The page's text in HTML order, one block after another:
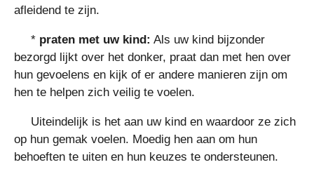
afleidend te zijn.
* praten met uw kind: Als uw kind bijzonder
bezorgd lijkt over het donker, praat dan met hen over
hun gevoelens en kijk of er andere manieren zijn om
hen te helpen zich veilig te voelen.
Uiteindelijk is het aan uw kind en waardoor ze zich
op hun gemak voelen. Moedig hen aan om hun
behoeften te uiten en hun keuzes te ondersteunen.